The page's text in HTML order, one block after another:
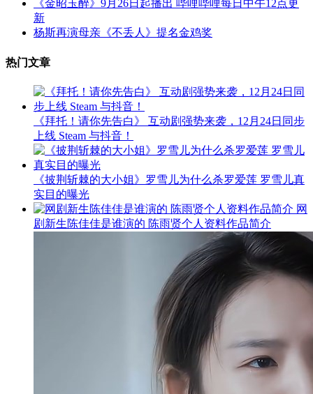
《金昭玉醉》9月26日起播出 哔哩哔哩每日中午12点更
新
杨斯再演母亲《不丢人》提名金鸡奖
热门文章
《拜托！请你先告白》 互动剧强势来袭，12月24日同步
上线 Steam 与抖音！
《披荆斩棘的大小姐》罗雪儿为什么杀罗爱莲 罗雪儿真
实目的曝光
网
剧新生陈佳佳是谁演的 陈雨贤个人资料作品简介